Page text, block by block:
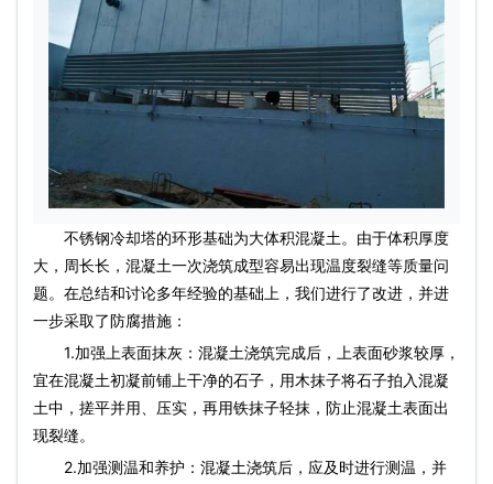
不锈钢冷却塔的环形基础为大体积混凝土。由于体积厚度
大，周长长，混凝土一次浇筑成型容易出现温度裂缝等质量问
题。在总结和讨论多年经验的基础上，我们进行了改进，并进
一步采取了防腐措施：
1.加强上表面抹灰：混凝土浇筑完成后，上表面砂浆较厚，
宜在混凝土初凝前铺上干净的石子，用木抹子将石子拍入混凝
土中，搓平并用、压实，再用铁抹子轻抹，防止混凝土表面出
现裂缝。
2.加强测温和养护：混凝土浇筑后，应及时进行测温，并